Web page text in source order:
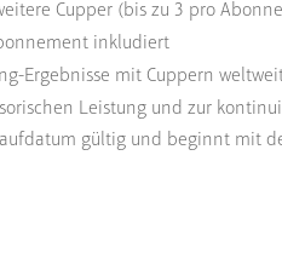
Cupper (bis zu 3 pro
inkludiert
Ergebnisse mit Cuppern
Leistung und zur
gültig und beginnt mit